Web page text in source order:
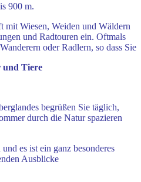
900 m.
mit Wiesen, Weiden und Wäldern
und Radtouren ein. Oftmals
oder Radlern, so dass Sie
und Tiere
begrüßen Sie täglich,
durch die Natur spazieren
es ist ein ganz besonderes
Ausblicke